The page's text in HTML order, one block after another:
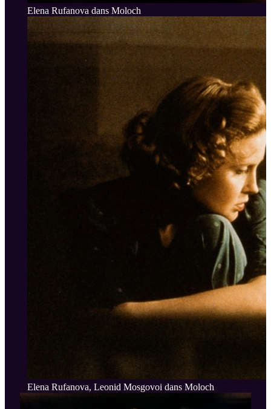
Elena Rufanova dans Moloch
Elena Rufanova, Leonid Mosgovoi dans Moloch